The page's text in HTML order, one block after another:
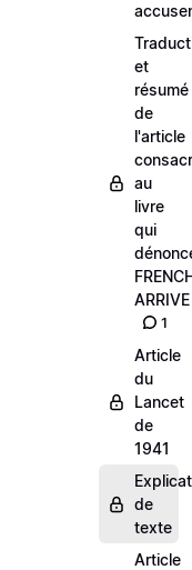
et
résumé
de
l'article
au
livre
qui
ARRIVE
1
Article
du
Lancet
de
1941
de
texte
Article